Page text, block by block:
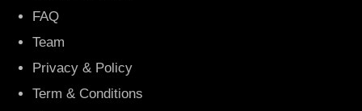
FAQ
Team
Privacy & Policy
Term & Conditions